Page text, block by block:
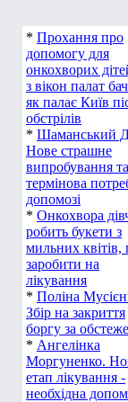
* Прохання про
допомогу для
онкохворих
з вікон палат
як палає Київ
обстрілів
* Шаманський
Нове страшне
випробування та
термінова
допомозі
* Онкохвора
робить букети з
мильних
заробити на
лікування
* Поліна
Збір на закриття
боргу за
* Ангелінка
Моргуненко.
етап лікування -
необхідна